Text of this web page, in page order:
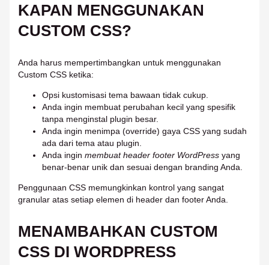
KAPAN MENGGUNAKAN
CUSTOM CSS?
Anda harus mempertimbangkan untuk menggunakan
Custom CSS ketika:
Opsi kustomisasi tema bawaan tidak cukup.
Anda ingin membuat perubahan kecil yang spesifik
tanpa menginstal plugin besar.
Anda ingin menimpa (override) gaya CSS yang sudah
ada dari tema atau plugin.
Anda ingin membuat header footer WordPressyang
benar-benar unik dan sesuai dengan branding Anda.
Penggunaan CSS memungkinkan kontrol yang sangat
granular atas setiap elemen di header dan footer Anda.
MENAMBAHKAN CUSTOM
CSS DI WORDPRESS